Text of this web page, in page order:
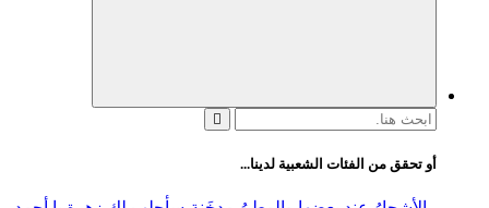
البحث
أو تحقق من الفئات الشعبية لدينا...